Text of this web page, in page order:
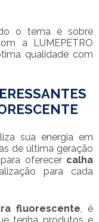
o tema é sobre
a LUMEPETRO
qualidade com
sua energia em
de última geração
oferecer calha
para cada
fluorescente, é